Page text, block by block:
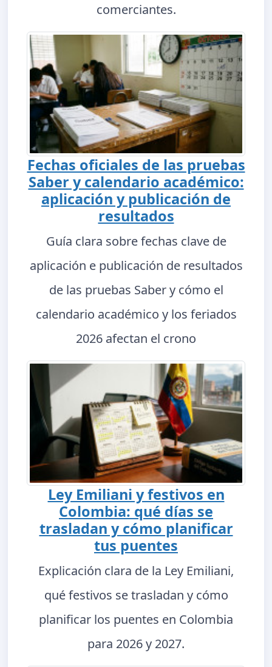
comerciantes.
Fechas oficiales de las pruebas
Saber y calendario académico:
aplicación y publicación de
resultados
Guía clara sobre fechas clave de
aplicación e publicación de resultados
de las pruebas Saber y cómo el
calendario académico y los feriados
2026 afectan el crono
Ley Emiliani y festivos en
Colombia: qué días se
trasladan y cómo planificar
tus puentes
Explicación clara de la Ley Emiliani,
qué festivos se trasladan y cómo
planificar los puentes en Colombia
para 2026 y 2027.